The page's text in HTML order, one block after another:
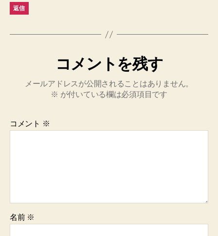
返信
コメントを残す
メールアドレスが公開されることはありません。
※ が付いている欄は必須項目です
コメント ※
名前 ※